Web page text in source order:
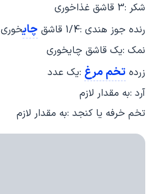
شکر :3 قاشق غذاخوری
رنده جوز هندی :1/4 قاشق
چایخوری
نمک :یک قاشق چایخوری
زرده تخم مرغ :یک عدد
آرد :به مقدار لازم
تخم خرفه یا کنجد :به مقدار لازم